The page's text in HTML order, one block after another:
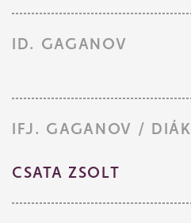
ID. GAGANOV
IFJ. GAGANOV / DIÁK
CSATA ZSOLT